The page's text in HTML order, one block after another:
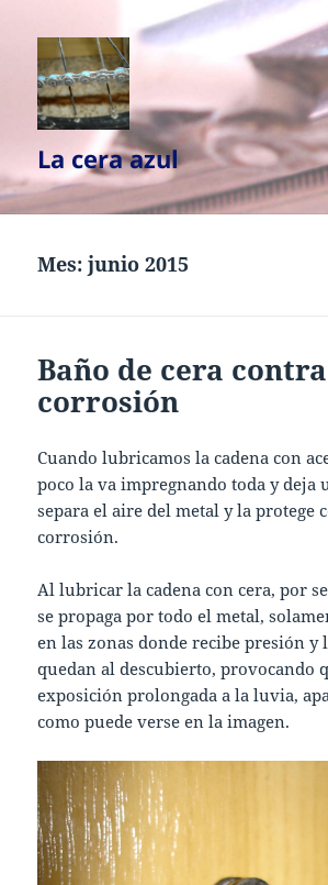
La cera azul
Mes:junio 2015
Baño de cera
corrosión
Cuando lubricamos la cadena con
poco la va impregnando toda y deja
separa el aire del metal y la protege
corrosión.
Al lubricar la cadena con cera, por
se propaga por todo el metal,
en las zonas donde recibe presión y
quedan al descubierto, provocando
exposición prolongada a la luvia,
como puede verse en la imagen.